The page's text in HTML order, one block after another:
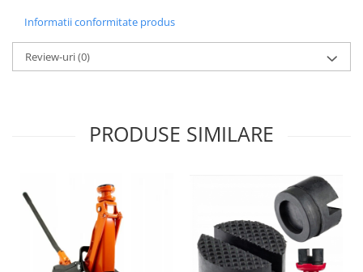
Informatii conformitate produs
Review-uri(0)
PRODUSE SIMILARE